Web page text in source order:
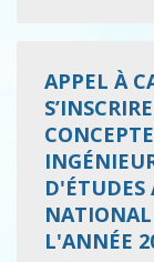
APPEL À
L'ANNÉE